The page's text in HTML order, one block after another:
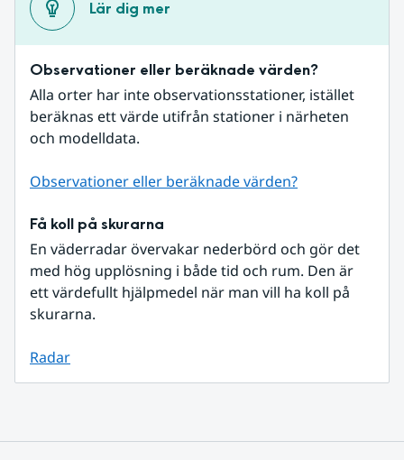
Lär dig mer
Observationer eller beräknade värden?
Alla orter har inte observationsstationer, istället
beräknas ett värde utifrån stationer i närheten
och modelldata.
Observationer eller beräknade värden?
Få koll på skurarna
En väderradar övervakar nederbörd och gör det
med hög upplösning i både tid och rum. Den är
ett värdefullt hjälpmedel när man vill ha koll på
skurarna.
Radar